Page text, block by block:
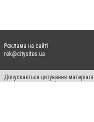
Реклама на сайті
rek@citysites.ua
Допускається цитування
пошукових систем